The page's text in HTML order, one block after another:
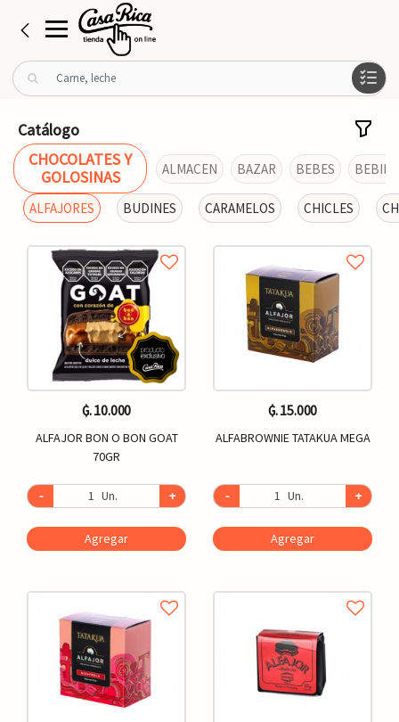
B
u
r
p
Catálogo
CHOCOLATES Y
GOLOSINAS
ALMACEN BAZAR BEBES
ALFAJORES BUDINES CARAMELOS CHICLES
₲. 10.000
ALFAJOR BON O BON GOAT
70GR
- Un. +
Agregar
₲. 15.000
ALFABROWNIE TATAKUA MEGA
- Un. +
Agregar